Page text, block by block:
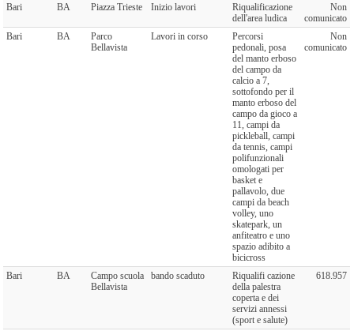
Bari BA Piazza Trieste Inizio lavori
Riqualificazione
dell'area ludica
Non
comunicato
Bari
BA
Parco
Bellavista
Lavori in corso
Percorsi
pedonali, posa
del manto erboso
del campo da
calcio a 7,
sottofondo per il
manto erboso del
campo da gioco a
11, campi da
pickleball, campi
da tennis, campi
polifunzionali
omologati per
basket e
pallavolo, due
campi da beach
volley, uno
skatepark, un
anfiteatro e uno
spazio adibito a
bicicross
Non
comunicato
Bari BA
Campo scuola
Bellavista
bando scaduto
Riqualifi cazione
della palestra
coperta e dei
servizi annessi
(sport e salute)
618.957